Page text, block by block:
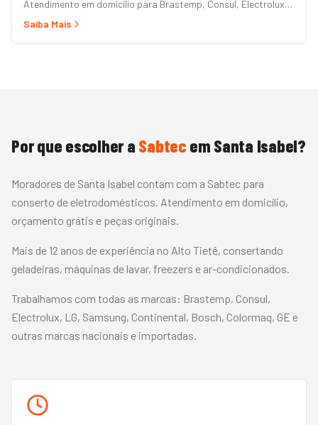
Atendimento em domicílio para Brastemp, Consul, Electrolux,
Panasonic, LG, Samsung, Midea, Philco e Mondial. Conserto
Saiba Mais
Por que escolher a Sabtec em Santa Isabel?
Moradores de Santa Isabel contam com a Sabtec para
conserto de eletrodomésticos. Atendimento em domicílio,
orçamento grátis e peças originais.
Mais de 12 anos de experiência no Alto Tietê, consertando
geladeiras, máquinas de lavar, freezers e ar-condicionados.
Trabalhamos com todas as marcas: Brastemp, Consul,
Electrolux, LG, Samsung, Continental, Bosch, Colormaq, GE e
outras marcas nacionais e importadas.